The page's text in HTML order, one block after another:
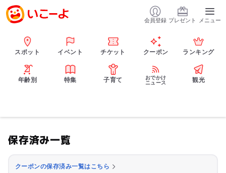
会員登録 プレゼント メニュー
スポット イベント チケット クーポン ランキング
年齢別 特集 子育て
おでかけ
ニュース
観光
保存済み一覧
クーポンの保存済み一覧はこちら